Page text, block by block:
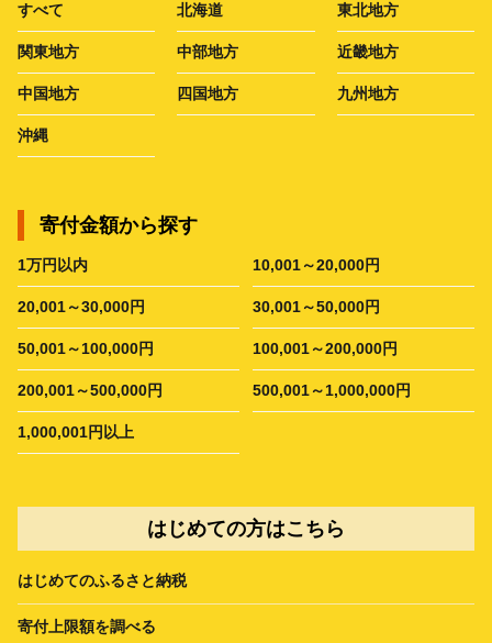
すべて 北海道 東北地方
関東地方 中部地方 近畿地方
中国地方 四国地方 九州地方
沖縄
寄付金額から探す
1万円以内 10,001～20,000円
20,001～30,000円 30,001～50,000円
50,001～100,000円 100,001～200,000円
200,001～500,000円 500,001～1,000,000円
1,000,001円以上
はじめての方はこちら
はじめてのふるさと納税
寄付上限額を調べる